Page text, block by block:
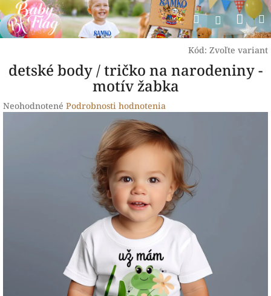
Prejsť
na
obsah
Hľadať
Kód: Zvoľte variant
detské body / tričko na narodeniny -
motív žabka
Priemerné
Neohodnotené Podrobnosti hodnotenia